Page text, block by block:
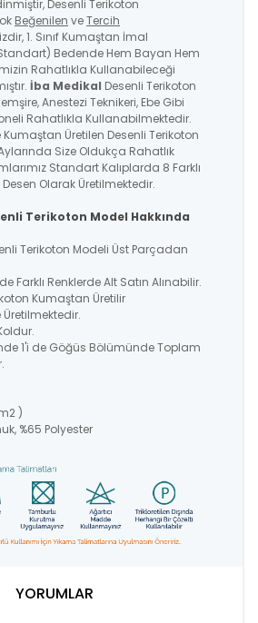
Desenli Terikoton
Beğenilen veTercih
1. Sınıf Kumaştan İmal
Bedende Hem Bayan Hem
Rahatlıkla Kullanabileceği
İba Medikal Desenli Terikoton
Anestezi Teknikeri, Ebe Gibi
Rahatlıkla Kullanabilmektedir.
Kumaştan Üretilen Desenli Terikoton
Size Oldukça Rahatlık
Standart Kalıplarda 8 Farklı
Desen Olarak Üretilmektedir.
Terikoton Model Hakkında
Terikoton Modeli Üst Parçadan
Farklı Renklerde Alt Satın Alınabilir.
Kumaştan Üretilir
1'i de Göğüs Bölümünde Toplam
)
%65 Polyester
YORUMLAR